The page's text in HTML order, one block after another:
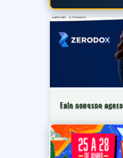
Fale conosco agora
Saiba mais sobre